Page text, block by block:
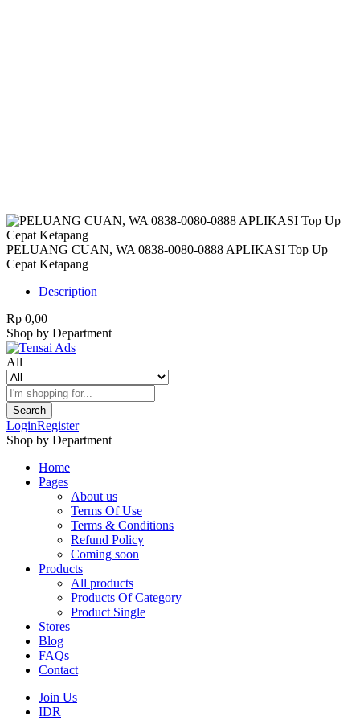
PELUANG CUAN, WA 0838-0080-0888 APLIKASI Top Up
Cepat Ketapang
Description
Rp 0,00
Shop by Department
All
Search
LoginRegister
Shop by Department
Home
Pages
About us
Terms Of Use
Terms & Conditions
Refund Policy
Coming soon
Products
All products
Products Of Category
Product Single
Stores
Blog
FAQs
Contact
Join Us
IDR